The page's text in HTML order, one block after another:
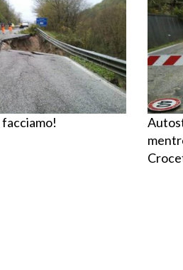
facciamo!